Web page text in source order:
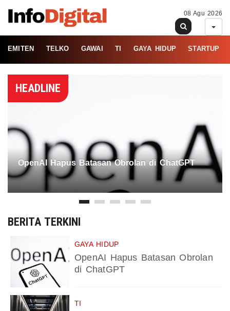
08 Agu 2026
EMITEN TELKO GAWAI TI GAYA HIDUP STARTUP
HEADLINE
OpenAI Hapus Batasan Obrolan di ChatGPT
BERITA TERKINI
GAYA HIDUP
OpenAI Hapus Batasan Obrolan
di ChatGPT
TI